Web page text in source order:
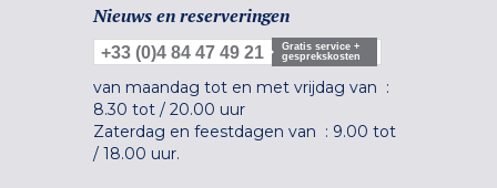
Nieuws en reserveringen
+33 (0)4 84 47 49 21
Gratis service +
gesprekskosten
van maandag tot en met vrijdag van :
8.30 tot / 20.00 uur
Zaterdag en feestdagen van : 9.00 tot
/ 18.00 uur.